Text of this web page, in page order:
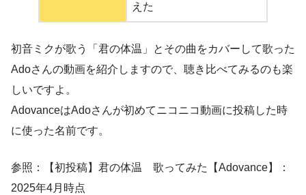
えた
初音ミクが歌う「君の体温」とその曲をカバーして歌った
Adoさんの動画を紹介しますので、聴き比べてみるのも楽
しいですよ。
AdovanceはAdoさんが初めてニコニコ動画に投稿した時
に使った名前です。
参照：【初投稿】君の体温 歌ってみた【Adovance】：
2025年4月時点